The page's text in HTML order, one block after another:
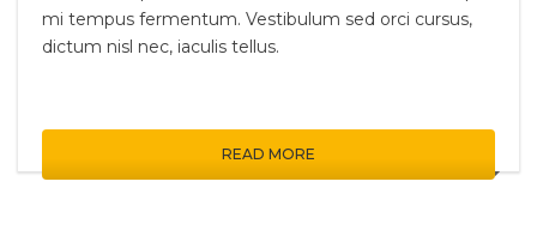
mi tempus fermentum. Vestibulum sed orci cursus,
dictum nisl nec, iaculis tellus.
READ MORE